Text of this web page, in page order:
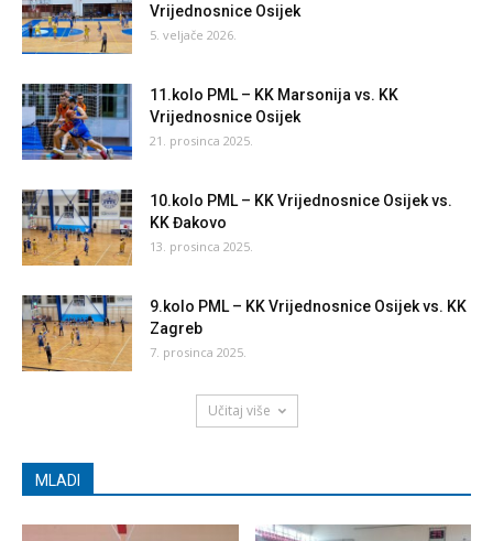
Vrijednosnice Osijek
5. veljače 2026.
11.kolo PML – KK Marsonija vs. KK
Vrijednosnice Osijek
21. prosinca 2025.
10.kolo PML – KK Vrijednosnice Osijek vs.
KK Đakovo
13. prosinca 2025.
9.kolo PML – KK Vrijednosnice Osijek vs. KK
Zagreb
7. prosinca 2025.
Učitaj više
MLADI